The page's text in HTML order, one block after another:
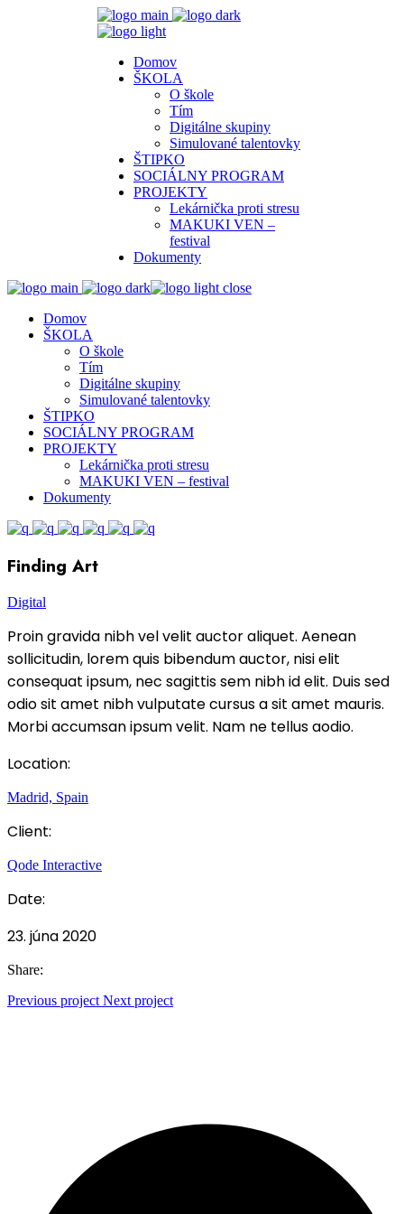
Domov
ŠKOLA
O škole
Tím
Digitálne skupiny
Simulované talentovky
ŠTIPKO
SOCIÁLNY PROGRAM
PROJEKTY
Lekárnička proti stresu
MAKUKI VEN –
festival
Dokumenty
close
Domov
ŠKOLA
O škole
Tím
Digitálne skupiny
Simulované talentovky
ŠTIPKO
SOCIÁLNY PROGRAM
PROJEKTY
Lekárnička proti stresu
MAKUKI VEN – festival
Dokumenty
Finding Art
Digital
Proin gravida nibh vel velit auctor aliquet. Aenean
sollicitudin, lorem quis bibendum auctor, nisi elit
consequat ipsum, nec sagittis sem nibh id elit. Duis sed
odio sit amet nibh vulputate cursus a sit amet mauris.
Morbi accumsan ipsum velit. Nam ne tellus aodio.
Location:
Madrid, Spain
Client:
Qode Interactive
Date:
23. júna 2020
Share:
Previous project Next project